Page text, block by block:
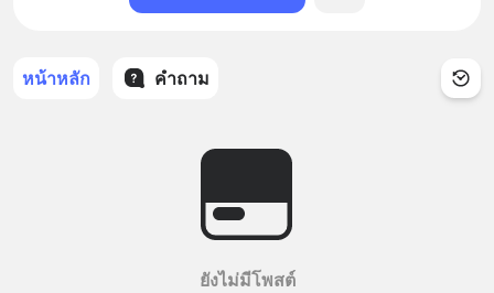
หน้าหลัก คำถาม
ยังไม่มีโพสต์